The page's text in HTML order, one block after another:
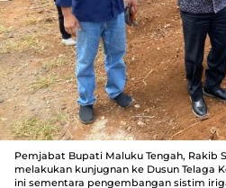
Pemjabat Bupati Maluku Tengah, Rakib
melakukan kunjugnan ke Dusun Telaga
ini sementara pengembangan sistim